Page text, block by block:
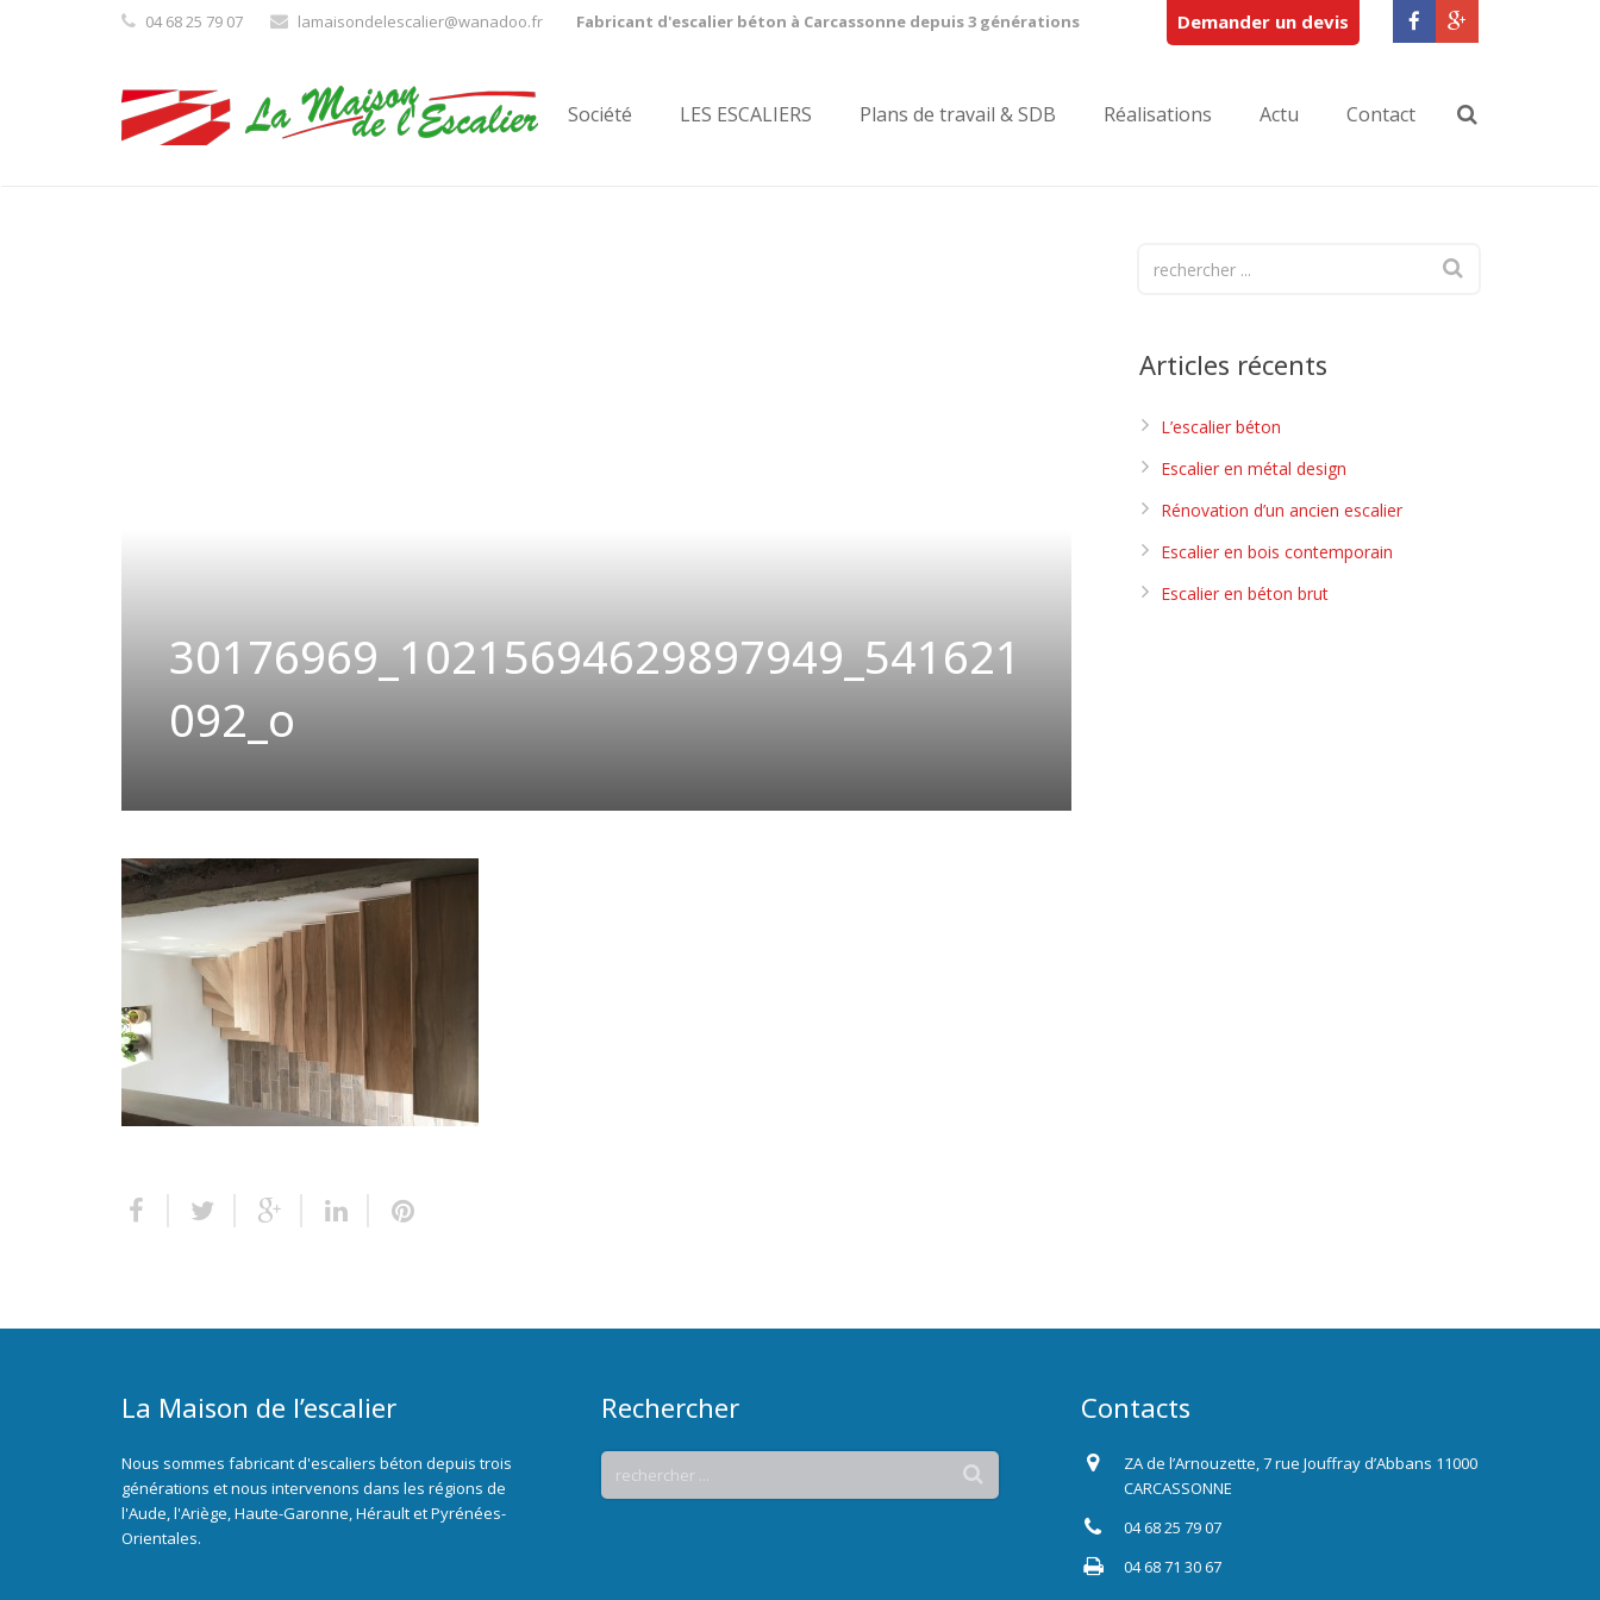
04 68 25 79 07 lamaisondelescalier@wanadoo.fr Fabricant d'escalier béton à Carcassonne depuis 3 générations Demander un devis
Société LES ESCALIERS Plans de travail & SDB Réalisations Actu Contact
30176969_10215694629897949_541621
092_o
Articles récents
L’escalier béton
Escalier en métal design
Rénovation d’un ancien escalier
Escalier en bois contemporain
Escalier en béton brut
La Maison de l’escalier
Nous sommes fabricant d'escaliers béton depuis trois
générations et nous intervenons dans les régions de
l'Aude, l'Ariège, Haute-Garonne, Hérault et Pyrénées-
Orientales.
Rechercher Contacts
ZA de l’Arnouzette, 7 rue Jouffray d’Abbans 11000
CARCASSONNE
04 68 25 79 07
04 68 71 30 67